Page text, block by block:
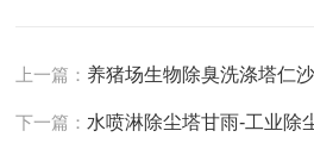
上一篇： 养猪场生物除臭洗涤塔仁沙
下一篇： 水喷淋除尘塔甘雨-工业除